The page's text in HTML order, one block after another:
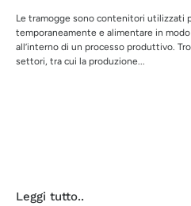
Le tramogge sono contenitori utilizzati
temporaneamente e alimentare in
all’interno di un processo produttivo.
settori, tra cui la produzione...
Leggi tutto..